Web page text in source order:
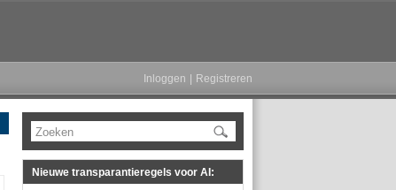
Inloggen Registreren
Zoeken
Nieuwe transparantieregels voor AI: